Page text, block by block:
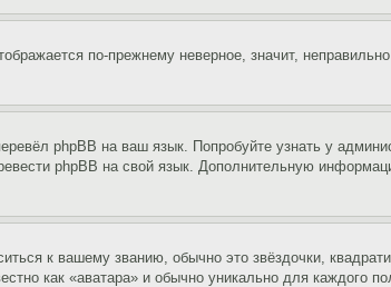
по-прежнему неверное, значит,
phpBB на ваш язык. Попробуйте узнать у
phpBB на свой язык. Дополнительную
к вашему званию, обычно это звёздочки,
как «аватара» и обычно уникально для каждого